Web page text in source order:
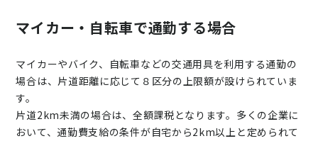
マイカー・自転車で通勤する場合
マイカーやバイク、自転車などの交通用具を利用する通勤の
場合は、片道距離に応じて８区分の上限額が設けられていま
す。
片道2km未満の場合は、全額課税となります。多くの企業に
おいて、通勤費支給の条件が自宅から2km以上と定められて